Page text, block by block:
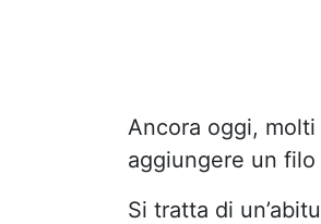
Ancora oggi,
aggiungere un filo
Si tratta di